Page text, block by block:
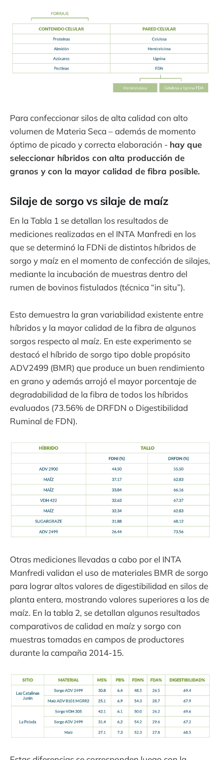
Para confeccionar silos de alta calidad con alto
volumen de Materia Seca – además de momento
óptimo de picado y correcta elaboración - hay que
seleccionar híbridos con alta producción de
granos y con la mayor calidad de fibra posible.
Silaje de sorgo vs silaje de maíz
En la Tabla 1 se detallan los resultados de
mediciones realizadas en el INTA Manfredi en los
que se determinó la FDNi de distintos híbridos de
sorgo y maíz en el momento de confección de silajes,
mediante la incubación de muestras dentro del
rumen de bovinos fistulados (técnica “in situ”).
Esto demuestra la gran variabilidad existente entre
híbridos y la mayor calidad de la fibra de algunos
sorgos respecto al maíz. En este experimento se
destacó el híbrido de sorgo tipo doble propósito
ADV2499 (BMR) que produce un buen rendimiento
en grano y además arrojó el mayor porcentaje de
degradabilidad de la fibra de todos los híbridos
evaluados (73.56% de DRFDN o Digestibilidad
Ruminal de FDN).
Otras mediciones llevadas a cabo por el INTA
Manfredi validan el uso de materiales BMR de sorgo
para lograr altos valores de digestibilidad en silos de
planta entera, mostrando valores superiores a los de
maíz. En la tabla 2, se detallan algunos resultados
comparativos de calidad en maíz y sorgo con
muestras tomadas en campos de productores
durante la campaña 2014-15.